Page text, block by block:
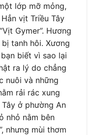
lớp mỡ mỏng,
vịt Triều Tây
Gymer”. Hương
tanh hôi. Xương
biết vì sao lại
ra lý do chẳng
nuôi và những
rải rác xung
ở phường An
nhỏ nằm bên
nhưng mùi thơm